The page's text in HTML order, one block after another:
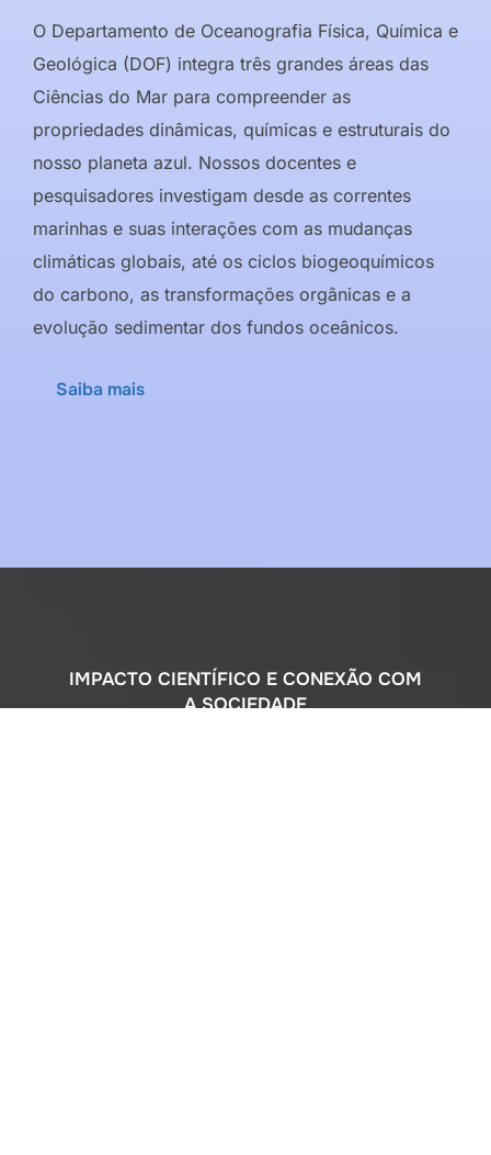
O Departamento de Oceanografia Física, Química e
Geológica (DOF) integra três grandes áreas das
Ciências do Mar para compreender as
propriedades dinâmicas, químicas e estruturais do
nosso planeta azul. Nossos docentes e
pesquisadores investigam desde as correntes
marinhas e suas interações com as mudanças
climáticas globais, até os ciclos biogeoquímicos
do carbono, as transformações orgânicas e a
evolução sedimentar dos fundos oceânicos.
Saiba mais
IMPACTO CIENTÍFICO E CONEXÃO COM
A SOCIEDADE